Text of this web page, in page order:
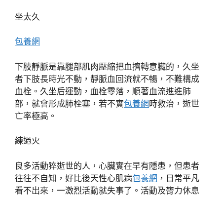
坐太久
包養網
下肢靜脈是靠腿部肌肉壓縮把血擠轉意臟的，久坐
者下肢長時光不動，靜脈血回流就不暢，不難構成
血栓。久坐后運動，血栓零落，順著血流進進肺
部，就會形成肺栓塞，若不實包養網時救治，逝世
亡率極高。
練過火
良多活動猝逝世的人，心臟實在早有隱患，但患者
往往不自知，好比後天性心肌病包養網 ，日常平凡
看不出來，一激烈活動就失事了。活動及膂力休息